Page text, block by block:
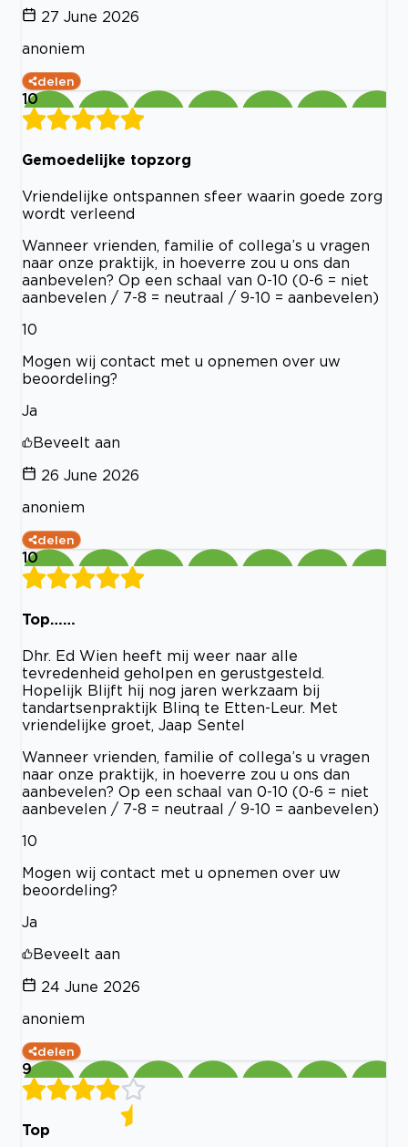
27 June 2026
anoniem
delen
10
Gemoedelijke topzorg
Vriendelijke ontspannen sfeer waarin goede zorg
wordt verleend
Wanneer vrienden, familie of collega’s u vragen
naar onze praktijk, in hoeverre zou u ons dan
aanbevelen? Op een schaal van 0-10 (0-6 = niet
aanbevelen / 7-8 = neutraal / 9-10 = aanbevelen)
10
Mogen wij contact met u opnemen over uw
beoordeling?
Ja
Beveelt aan
26 June 2026
anoniem
delen
10
Top……
Dhr. Ed Wien heeft mij weer naar alle
tevredenheid geholpen en gerustgesteld.
Hopelijk Blijft hij nog jaren werkzaam bij
tandartsenpraktijk Blinq te Etten-Leur. Met
vriendelijke groet, Jaap Sentel
Wanneer vrienden, familie of collega’s u vragen
naar onze praktijk, in hoeverre zou u ons dan
aanbevelen? Op een schaal van 0-10 (0-6 = niet
aanbevelen / 7-8 = neutraal / 9-10 = aanbevelen)
10
Mogen wij contact met u opnemen over uw
beoordeling?
Ja
Beveelt aan
24 June 2026
anoniem
delen
9
Top